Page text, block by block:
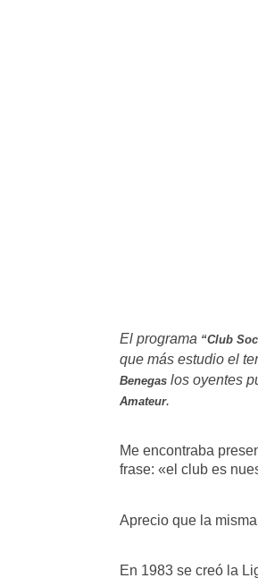
El programa “Club
que más estudio el
Benegas los oyentes
Amateur.
Me encontraba
frase: «el club es
Aprecio que la
En 1983 se creó la